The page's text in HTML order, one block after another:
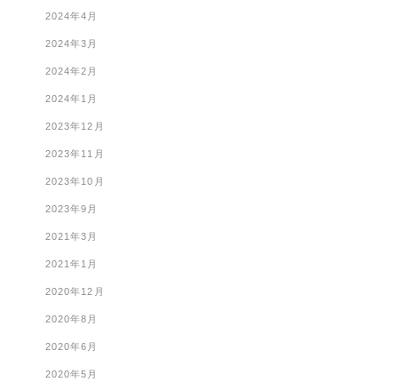
2024年4月
2024年3月
2024年2月
2024年1月
2023年12月
2023年11月
2023年10月
2023年9月
2021年3月
2021年1月
2020年12月
2020年8月
2020年6月
2020年5月